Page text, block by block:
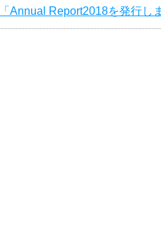
「Annual Report2018を発行し